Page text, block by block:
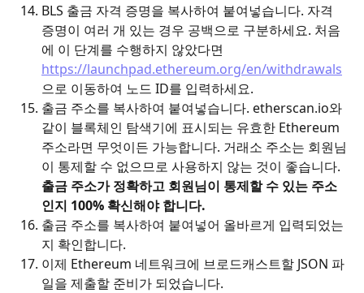
BLS 출금 자격 증명을 복사하여 붙여넣습니다. 자격
증명이 여러 개 있는 경우 공백으로 구분하세요. 처음
에 이 단계를 수행하지 않았다면
https://launchpad.ethereum.org/en/withdrawals
으로 이동하여 노드 ID를 입력하세요.
출금 주소를 복사하여 붙여넣습니다. etherscan.io와
같이 블록체인 탐색기에 표시되는 유효한 Ethereum
주소라면 무엇이든 가능합니다. 거래소 주소는 회원님
이 통제할 수 없으므로 사용하지 않는 것이 좋습니다.
출금 주소가 정확하고 회원님이 통제할 수 있는 주소
인지 100% 확신해야 합니다.
출금 주소를 복사하여 붙여넣어 올바르게 입력되었는
지 확인합니다.
이제 Ethereum 네트워크에 브로드캐스트할 JSON 파
일을 제출할 준비가 되었습니다.